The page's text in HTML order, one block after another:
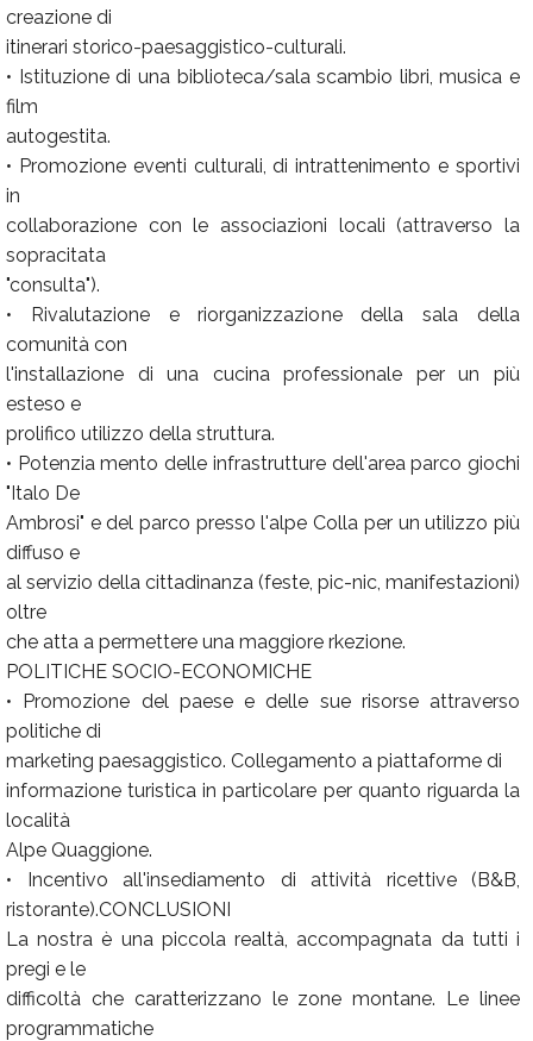
creazione di
itinerari storico-paesaggistico-culturali.
• Istituzione di una biblioteca/sala scambio libri, musica e
film
autogestita.
• Promozione eventi culturali, di intrattenimento e sportivi
in
collaborazione con le associazioni locali (attraverso la
sopracitata
"consulta").
• Rivalutazione e riorganizzazione della sala della
comunità con
l'installazione di una cucina professionale per un più
esteso e
prolifico utilizzo della struttura.
• Potenzia mento delle infrastrutture dell'area parco giochi
"Italo De
Ambrosi" e del parco presso l'alpe Colla per un utilizzo più
diffuso e
al servizio della cittadinanza (feste, pic-nic, manifestazioni)
oltre
che atta a permettere una maggiore rkezione.
POLITICHE SOCIO-ECONOMICHE
• Promozione del paese e delle sue risorse attraverso
politiche di
marketing paesaggistico. Collegamento a piattaforme di
informazione turistica in particolare per quanto riguarda la
località
Alpe Quaggione.
• Incentivo all'insediamento di attività ricettive (B&B,
ristorante).CONCLUSIONI
La nostra è una piccola realtà, accompagnata da tutti i
pregi e le
difficoltà che caratterizzano le zone montane. Le linee
programmatiche